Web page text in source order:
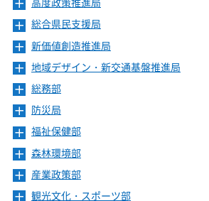
ュ
ー
を
開
き
ま
す
メ
ニ
ュ
ー
を
開
き
ま
す
メ
ニ
ュ
ー
を
開
き
ま
す
総合県民支援局
メ
ニ
ュ
ー
を
開
き
ま
す
新価値創造推進局
メ
ニ
ュ
ー
開
き
ま
す
地域デザイン・新交通基盤推進局
メ
ニ
ュ
ー
を
開
き
ま
す
総務部
メ
ニ
ュ
ー
を
開
き
防災局
メ
ニ
ュ
ー
を
福祉保健部
メ
ニ
ュ
ー
森林環境部
メ
ニ
産業政策部
メ 観光文化・スポーツ部